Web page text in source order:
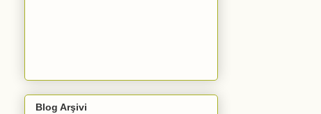
Blog Arşivi